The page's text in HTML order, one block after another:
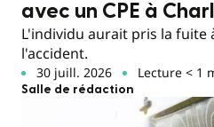
avec un CPE à
L'individu aurait pris la fuite
l'accident.
30 juill. 2026 Lecture < 1
Salle de rédaction